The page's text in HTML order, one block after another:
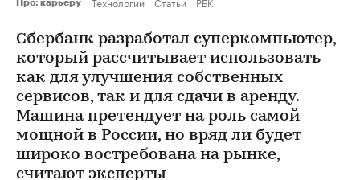
Про: карьеру
Сбербанк разработал суперкомпьютер,
который рассчитывает использовать
как для улучшения собственных
сервисов, так и для сдачи в аренду.
Машина претендует на роль самой
мощной в России, но вряд ли будет
широко востребована на рынке,
считают эксперты